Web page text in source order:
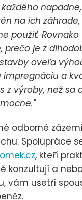
každého
na ich
použiť.
prečo je z
oveľa
a
z výroby, než sa
odborné
Spolupráce
, kteří
konzultují a
vám ušetří